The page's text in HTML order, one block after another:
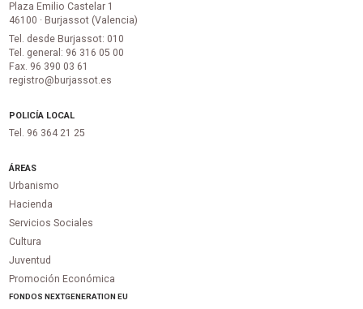
Plaza Emilio Castelar 1
46100 · Burjassot (Valencia)
Tel. desde Burjassot: 010
Tel. general: 96 316 05 00
Fax. 96 390 03 61
registro@burjassot.es
POLICÍA LOCAL
Tel. 96 364 21 25
ÁREAS
Urbanismo
Hacienda
Servicios Sociales
Cultura
Juventud
Promoción Económica
FONDOS NEXTGENERATION EU